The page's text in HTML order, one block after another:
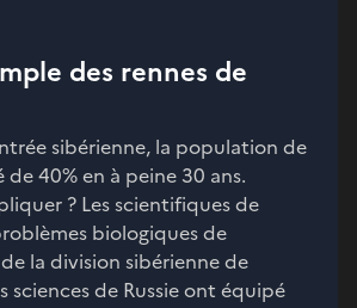
des rennes de
sibérienne, la population de
de 40% en à peine 30 ans.
? Les scientifiques de
biologiques de
la division sibérienne de
sciences de Russie ont équipé